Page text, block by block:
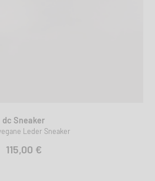
dc Sneaker
Leder Sneaker
115,00 €